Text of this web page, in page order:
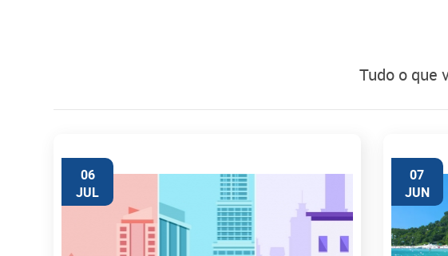
tudo o que
06
JUL
07
JUN